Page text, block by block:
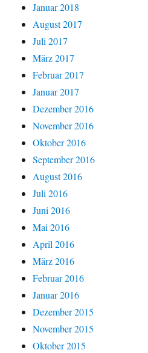
Januar 2018
August 2017
Juli 2017
März 2017
Februar 2017
Januar 2017
Dezember 2016
November 2016
Oktober 2016
September 2016
August 2016
Juli 2016
Juni 2016
Mai 2016
April 2016
März 2016
Februar 2016
Januar 2016
Dezember 2015
November 2015
Oktober 2015